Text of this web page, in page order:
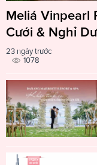
Meliá Vinpearl
Cưới & Nghỉ
23 ngày trước
1078